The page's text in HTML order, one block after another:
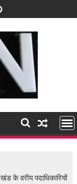
के वरीय पदाधिकारियों